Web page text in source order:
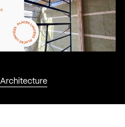
Architecture